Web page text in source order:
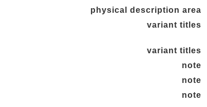
physical description area
variant titles
variant titles
note
note
note